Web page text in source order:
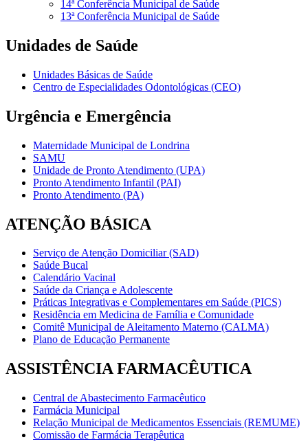
14ª Conferência Municipal de Saúde
13ª Conferência Municipal de Saúde
Unidades de Saúde
Unidades Básicas de Saúde
Centro de Especialidades Odontológicas (CEO)
Urgência e Emergência
Maternidade Municipal de Londrina
SAMU
Unidade de Pronto Atendimento (UPA)
Pronto Atendimento Infantil (PAI)
Pronto Atendimento (PA)
ATENÇÃO BÁSICA
Serviço de Atenção Domiciliar (SAD)
Saúde Bucal
Calendário Vacinal
Saúde da Criança e Adolescente
Práticas Integrativas e Complementares em Saúde (PICS)
Residência em Medicina de Família e Comunidade
Comitê Municipal de Aleitamento Materno (CALMA)
Plano de Educação Permanente
ASSISTÊNCIA FARMACÊUTICA
Central de Abastecimento Farmacêutico
Farmácia Municipal
Relação Municipal de Medicamentos Essenciais (REMUME)
Comissão de Farmácia Terapêutica